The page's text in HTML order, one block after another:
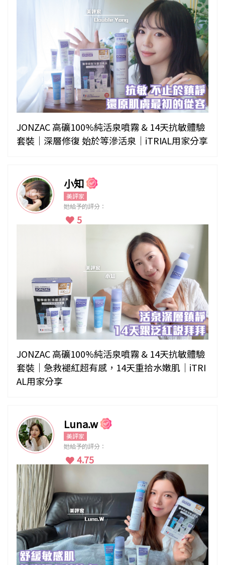
JONZAC 高礦100%純活泉噴霧 & 14天抗敏體驗
套裝｜深層修復 始於等滲活泉｜iTRIAL用家分享
小知
美評家
她給予的評分：
5
JONZAC 高礦100%純活泉噴霧 & 14天抗敏體驗
套裝｜急救褪紅超有感，14天重拾水嫩肌｜iTRI
AL用家分享
Luna.w
美評家
她給予的評分：
4.75